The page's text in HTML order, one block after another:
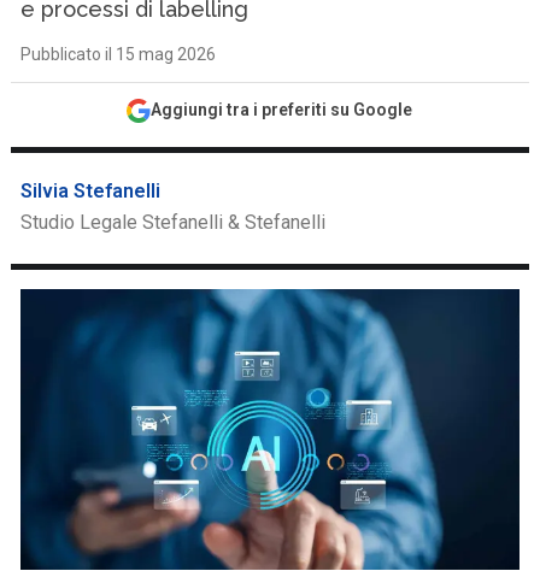
e processi di labelling
Pubblicato il 15 mag 2026
Aggiungi tra i preferiti su Google
Silvia Stefanelli
Studio Legale Stefanelli & Stefanelli